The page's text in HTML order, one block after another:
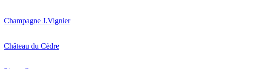
Champagne J.Vignier
Château du Cèdre